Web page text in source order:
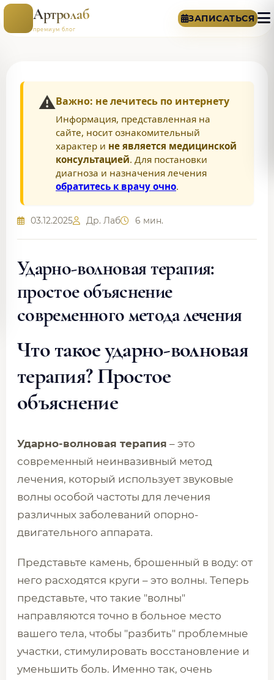
Артролаб
премиум блог
ЗАПИСАТЬСЯ
⚠️Важно: не лечитесь по интернету
Информация, представленная на
сайте, носит ознакомительный
характер и не является медицинской
консультацией. Для постановки
диагноза и назначения лечения
обратитесь к врачу очно.
03.12.2025 Др. Лаб 6 мин.
Ударно-волновая терапия:
простое объяснение
современного метода лечения
Что такое ударно-волновая
терапия? Простое
объяснение
Ударно-волновая терапия – это
современный неинвазивный метод
лечения, который использует звуковые
волны особой частоты для лечения
различных заболеваний опорно-
двигательного аппарата.
Представьте камень, брошенный в воду: от
него расходятся круги – это волны. Теперь
представьте, что такие "волны"
направляются точно в больное место
вашего тела, чтобы "разбить" проблемные
участки, стимулировать восстановление и
уменьшить боль. Именно так, очень